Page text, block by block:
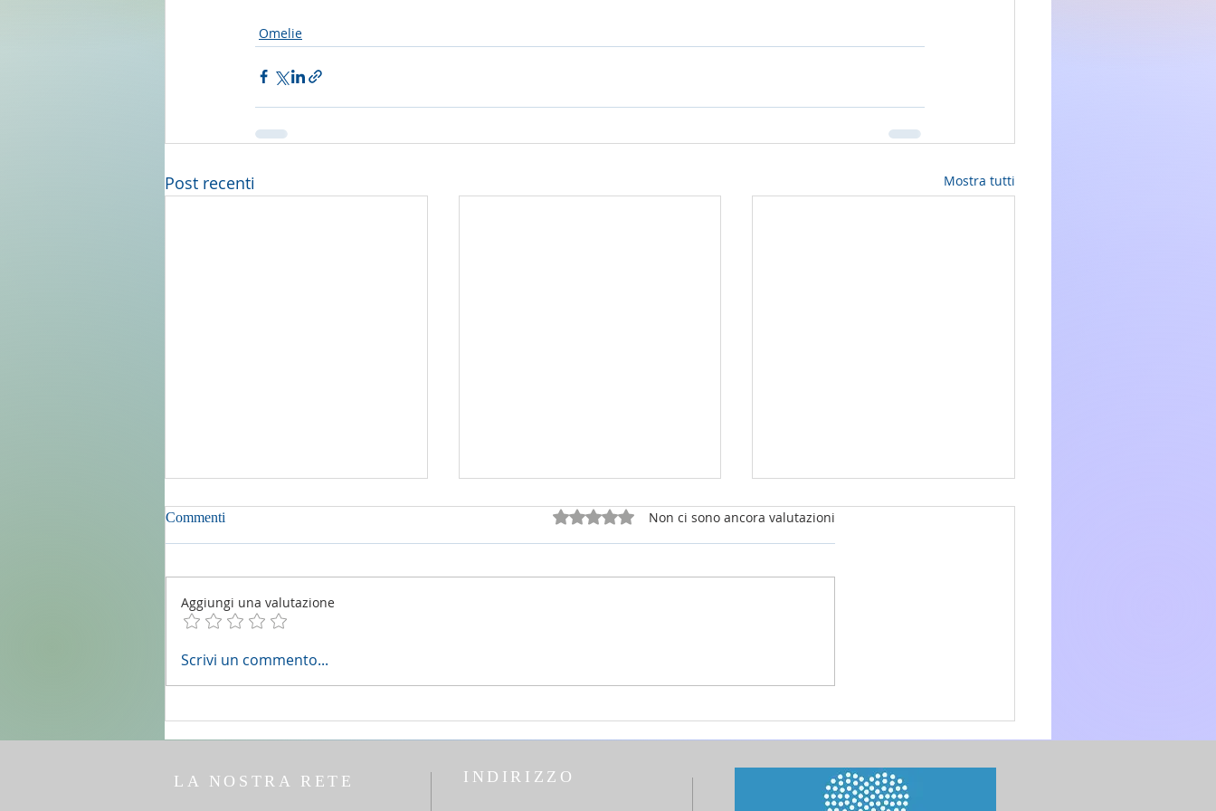
Omelie
Post recenti Mostra tutti
2 agosto 2026 - 18a Domenica
Commenti Valutazione 0 stelle su 5.Non ci sono ancora valutazioni
Aggiungi una valutazione
Scrivi un commento...
LA NOSTRA RETE INDIRIZZO